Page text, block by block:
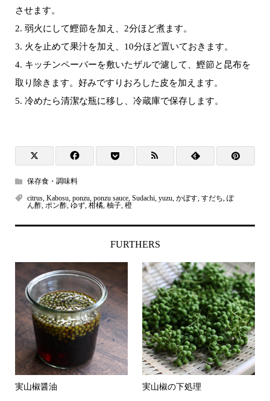
させます。
2. 弱火にして鰹節を加え、2分ほど煮ます。
3. 火を止めて果汁を加え、10分ほど置いておきます。
4. キッチンペーバーを敷いたザルで濾して、鰹節と昆布を
取り除きます。好みですりおろした皮を加えます。
5. 冷めたら清潔な瓶に移し、冷蔵庫で保存します。
保存食・調味料
citrus, Kabosu, ponzu, ponzu sauce, Sudachi, yuzu, かぼす, すだち, ぽ
ん酢, ポン酢, ゆず, 柑橘, 柚子, 橙
FURTHERS
実山椒醤油 実山椒の下処理